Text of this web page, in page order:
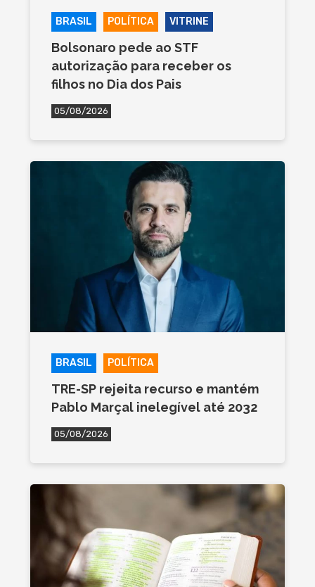
BRASIL POLÍTICA VITRINE
Bolsonaro pede ao STF
autorização para receber os
filhos no Dia dos Pais
05/08/2026
BRASIL POLÍTICA
TRE-SP rejeita recurso e mantém
Pablo Marçal inelegível até 2032
05/08/2026